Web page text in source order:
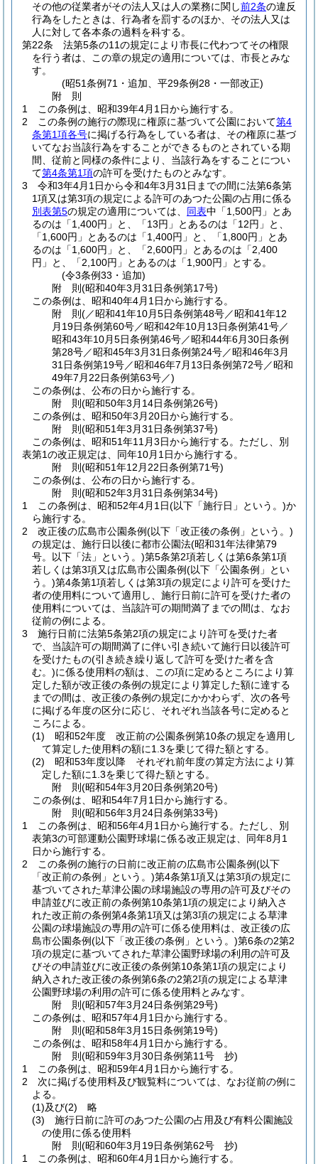
その他の従業者がその法人又は人の業務に関し前2条の違反
行為をしたときは、行為者を罰するのほか、その法人又は
人に対して各本条の過料を科する。
第22条
法第5条の11の規定により市長に代わつてその権限
を行う者は、この章の規定の適用については、市長とみな
す。
(昭51条例71・追加、平29条例28・一部改正)
附 則
1
この条例は、昭和39年4月1日から施行する。
2
この条例の施行の際現に権原に基づいて公園において第4
条第1項各号に掲げる行為をしている者は、その権原に基づ
いてなお当該行為をすることができるものとされている期
間、従前と同様の条件により、当該行為をすることについ
て第4条第1項の許可を受けたものとみなす。
3
令和3年4月1日から令和4年3月31日までの間に法第6条第
1項又は第3項の規定による許可のあつた公園の占用に係る
別表第5の規定の適用については、 同表中「1,500円」とあ
るのは「1,400円」と、「13円」とあるのは「12円」と、
「1,600円」とあるのは「1,400円」と、「1,800円」とあ
るのは「1,600円」と、「2,600円」とあるのは「2,400
円」と、「2,100円」とあるのは「1,900円」とする。
(令3条例33・追加)
附 則(昭和40年3月31日条例第17号)
この条例は、昭和40年4月1日から施行する。
附 則(／昭和41年10月5日条例第48号／昭和41年12
月19日条例第60号／昭和42年10月13日条例第41号／
昭和43年10月5日条例第46号／昭和44年6月30日条例
第28号／昭和45年3月31日条例第24号／昭和46年3月
31日条例第19号／昭和46年7月13日条例第72号／昭和
49年7月22日条例第63号／)
この条例は、公布の日から施行する。
附 則(昭和50年3月14日条例第26号)
この条例は、昭和50年3月20日から施行する。
附 則(昭和51年3月31日条例第37号)
この条例は、昭和51年11月3日から施行する。 ただし、別
表第1の改正規定は、同年10月1日から施行する。
附 則(昭和51年12月22日条例第71号)
この条例は、公布の日から施行する。
附 則(昭和52年3月31日条例第34号)
1
この条例は、昭和52年4月1日(以下「施行日」という。)か
ら施行する。
2
改正後の広島市公園条例(以下「改正後の条例」という。)
の規定は、施行日以後に都市公園法(昭和31年法律第79
号。以下「法」という。)第5条第2項若しくは第6条第1項
若しくは第3項又は広島市公園条例(以下「公園条例」とい
う。)第4条第1項若しくは第3項の規定により許可を受けた
者の使用料について適用し、施行日前に許可を受けた者の
使用料については、当該許可の期間満了までの間は、なお
従前の例による。
3
施行日前に法第5条第2項の規定により許可を受けた者
で、当該許可の期間満了に伴い引き続いて施行日以後許可
を受けたもの(引き続き繰り返して許可を受けた者を含
む。)に係る使用料の額は、この項に定めるところにより算
定した額が改正後の条例の規定により算定した額に達する
までの間は、改正後の条例の規定にかかわらず、次の各号
に掲げる年度の区分に応じ、それぞれ当該各号に定めると
ころによる。
(1)
昭和52年度 改正前の公園条例第10条の規定を適用し
て算定した使用料の額に1.3を乗じて得た額とする。
(2)
昭和53年度以降 それぞれ前年度の算定方法により算
定した額に1.3を乗じて得た額とする。
附 則(昭和54年3月20日条例第20号)
この条例は、昭和54年7月1日から施行する。
附 則(昭和56年3月24日条例第33号)
1
この条例は、昭和56年4月1日から施行する。 ただし、別
表第3の可部運動公園野球場に係る改正規定は、同年8月1
日から施行する。
2
この条例の施行の日前に改正前の広島市公園条例(以下
「改正前の条例」という。)第4条第1項又は第3項の規定に
基づいてされた草津公園の球場施設の専用の許可及びその
申請並びに改正前の条例第10条第1項の規定により納入さ
れた改正前の条例第4条第1項又は第3項の規定による草津
公園の球場施設の専用の許可に係る使用料は、改正後の広
島市公園条例(以下「改正後の条例」という。)第6条の2第2
項の規定に基づいてされた草津公園野球場の利用の許可及
びその申請並びに改正後の条例第10条第1項の規定により
納入された改正後の条例第6条の2第2項の規定による草津
公園野球場の利用の許可に係る使用料とみなす。
附 則(昭和57年3月24日条例第29号)
この条例は、昭和57年4月1日から施行する。
附 則(昭和58年3月15日条例第19号)
この条例は、昭和58年4月1日から施行する。
附 則(昭和59年3月30日条例第11号 抄)
1
この条例は、昭和59年4月1日から施行する。
2
次に掲げる使用料及び観覧料については、なお従前の例に
よる。
(1)及び(2)
略
(3)
施行日前に許可のあつた公園の占用及び有料公園施設
の使用に係る使用料
附 則(昭和60年3月19日条例第62号 抄)
1
この条例は、昭和60年4月1日から施行する。